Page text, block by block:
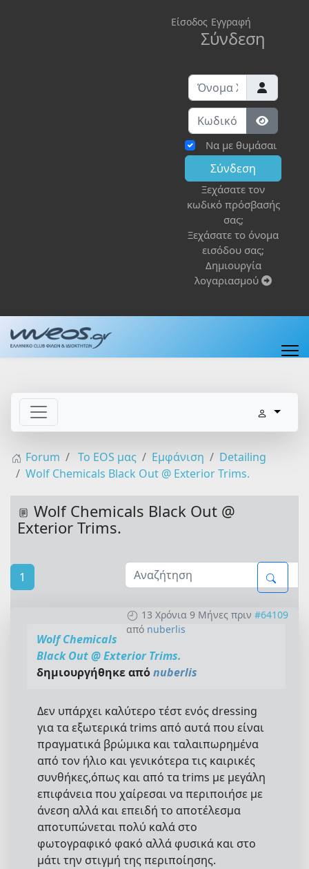
Είσοδος Εγγραφή
Σύνδεση
Όνομα Χρήστη
Κωδικός:
Να με θυμάσαι
Σύνδεση
Ξεχάσατε τον
κωδικό πρόσβασής
σας;
Ξεχάσατε το όνομα
εισόδου σας;
Δημιουργία
λογαριασμού
Forum Το EOS μας Εμφάνιση
Detailing
Wolf Chemicals Black Out @ Exterior Trims.
Wolf Chemicals Black Out @
Exterior Trims.
1
13 Χρόνια 9 Μήνες πριν #64109
από nuberlis
Wolf Chemicals
Black Out @ Exterior Trims.
δημιουργήθηκε απόnuberlis
Δεν υπάρχει καλύτερο τέστ ενός dressing
για τα εξωτερικά trims από αυτά που είναι
πραγματικά βρώμικα και ταλαιπωρημένα
από τον ήλιο και γενικότερα τις καιρικές
συνθήκες,όπως και από τα trims με μεγάλη
επιφάνεια που χαίρεσαι να περιποιήσε με
άνεση αλλά και επειδή το αποτέλεσμα
αποτυπώνεται πολύ καλά στο
φωτογραφικό φακό αλλά φυσικά και στο
μάτι την στιγμή της περιποίησης.